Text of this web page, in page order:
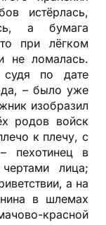
истёрлась,
а бумага
при лёгком
не ломалась.
по дате
– было уже
изобразил
родов войск
к плечу, с
пехотинец в
лица;
а на
в шлемах
красной